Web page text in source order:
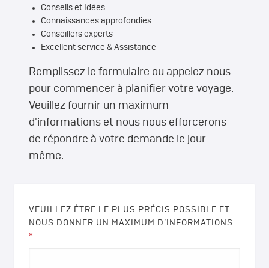
Conseils et Idées
Connaissances approfondies
Conseillers experts
Excellent service & Assistance
Remplissez le formulaire ou appelez nous
pour commencer à planifier votre voyage.
Veuillez fournir un maximum
d'informations et nous nous efforcerons
de répondre à votre demande le jour
même.
VEUILLEZ ÊTRE LE PLUS PRÉCIS POSSIBLE ET
NOUS DONNER UN MAXIMUM D’INFORMATIONS.
*